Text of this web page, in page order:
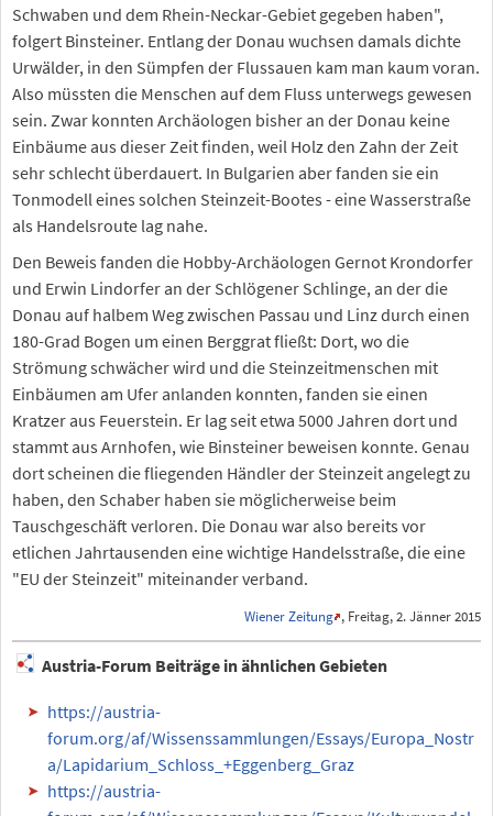
Schwaben und dem Rhein-Neckar-Gebiet gegeben haben",
folgert Binsteiner. Entlang der Donau wuchsen damals dichte
Urwälder, in den Sümpfen der Flussauen kam man kaum voran.
Also müssten die Menschen auf dem Fluss unterwegs gewesen
sein. Zwar konnten Archäologen bisher an der Donau keine
Einbäume aus dieser Zeit finden, weil Holz den Zahn der Zeit
sehr schlecht überdauert. In Bulgarien aber fanden sie ein
Tonmodell eines solchen Steinzeit-Bootes - eine Wasserstraße
als Handelsroute lag nahe.
Den Beweis fanden die Hobby-Archäologen Gernot Krondorfer
und Erwin Lindorfer an der Schlögener Schlinge, an der die
Donau auf halbem Weg zwischen Passau und Linz durch einen
180-Grad Bogen um einen Berggrat fließt: Dort, wo die
Strömung schwächer wird und die Steinzeitmenschen mit
Einbäumen am Ufer anlanden konnten, fanden sie einen
Kratzer aus Feuerstein. Er lag seit etwa 5000 Jahren dort und
stammt aus Arnhofen, wie Binsteiner beweisen konnte. Genau
dort scheinen die fliegenden Händler der Steinzeit angelegt zu
haben, den Schaber haben sie möglicherweise beim
Tauschgeschäft verloren. Die Donau war also bereits vor
etlichen Jahrtausenden eine wichtige Handelsstraße, die eine
"EU der Steinzeit" miteinander verband.
Wiener Zeitung , Freitag, 2. Jänner 2015
Austria-Forum Beiträge in ähnlichen Gebieten
https://austria-
forum.org/af/Wissenssammlungen/Essays/Europa_Nostr
a/Lapidarium_Schloss_+Eggenberg_Graz
https://austria-